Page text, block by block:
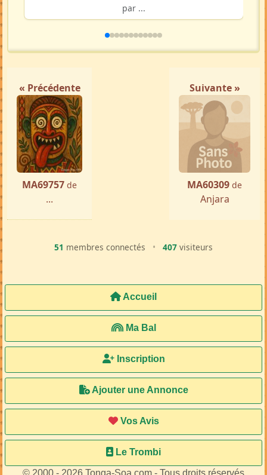
par ...
« Précédente
MA69757 de
...
Suivante »
MA60309 de
Anjara
51 membres connectés • 407 visiteurs
Accueil
Ma Bal
Inscription
Ajouter une Annonce
Vos Avis
Le Trombi